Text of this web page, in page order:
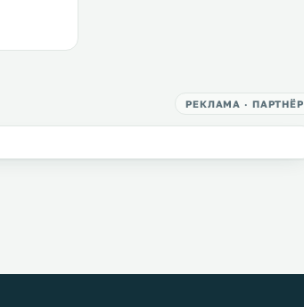
РЕКЛАМА · ПАРТНЁР